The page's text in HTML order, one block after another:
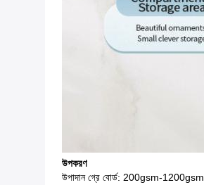
উপকরণ
উপাদান গ্রে বোর্ড: 200gsm-1200gsm